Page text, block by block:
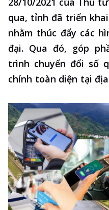
qua, tỉnh đã triển
nhằm thúc đẩy các
đại. Qua đó, góp
trình chuyển đổi số
chính toàn diện tại